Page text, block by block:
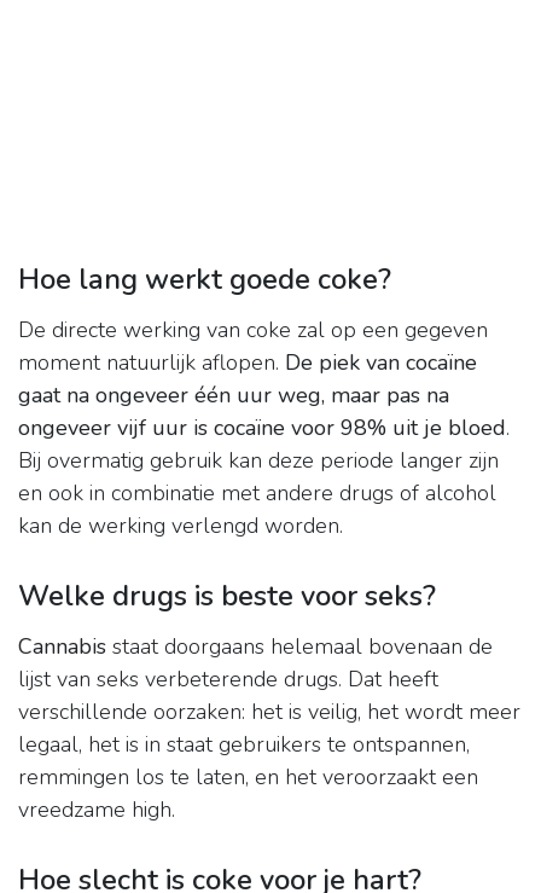
Hoe lang werkt goede coke?
De directe werking van coke zal op een gegeven
moment natuurlijk aflopen. De piek van cocaïne
gaat na ongeveer één uur weg, maar pas na
ongeveer vijf uur is cocaïne voor 98% uit je bloed.
Bij overmatig gebruik kan deze periode langer zijn
en ook in combinatie met andere drugs of alcohol
kan de werking verlengd worden.
Welke drugs is beste voor seks?
Cannabis staat doorgaans helemaal bovenaan de
lijst van seks verbeterende drugs. Dat heeft
verschillende oorzaken: het is veilig, het wordt meer
legaal, het is in staat gebruikers te ontspannen,
remmingen los te laten, en het veroorzaakt een
vreedzame high.
Hoe slecht is coke voor je hart?